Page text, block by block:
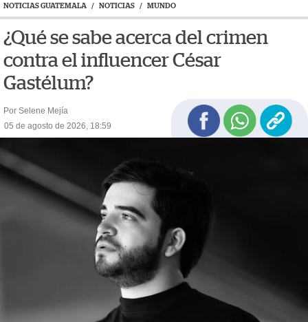
NOTICIAS GUATEMALA / NOTICIAS / MUNDO
¿Qué se sabe acerca del crimen
contra el influencer César
Gastélum?
Por Selene Mejía
05 de agosto de 2026, 18:59